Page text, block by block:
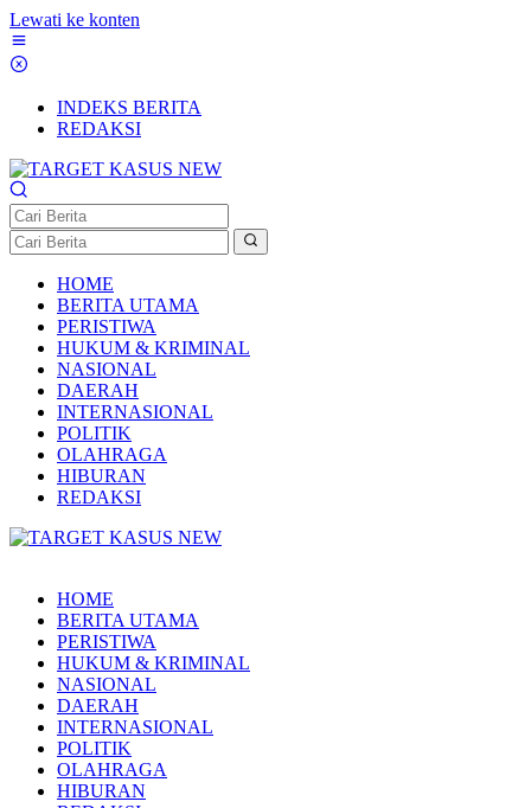
Lewati ke konten
INDEKS BERITA
REDAKSI
HOME
BERITA UTAMA
PERISTIWA
HUKUM & KRIMINAL
NASIONAL
DAERAH
INTERNASIONAL
POLITIK
OLAHRAGA
HIBURAN
REDAKSI
HOME
BERITA UTAMA
PERISTIWA
HUKUM & KRIMINAL
NASIONAL
DAERAH
INTERNASIONAL
POLITIK
OLAHRAGA
HIBURAN